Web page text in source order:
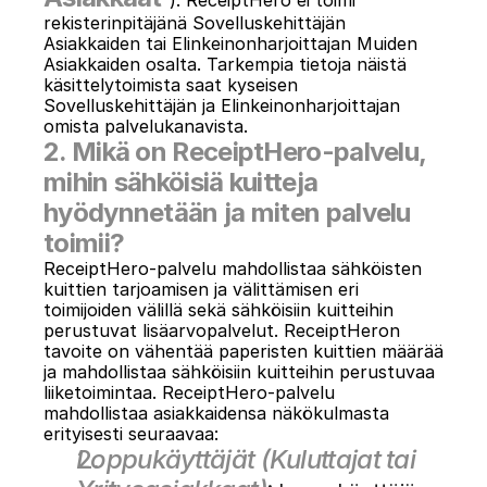
rekisterinpitäjänä Sovelluskehittäjän
Asiakkaiden tai Elinkeinonharjoittajan Muiden
Asiakkaiden osalta. Tarkempia tietoja näistä
käsittelytoimista saat kyseisen
Sovelluskehittäjän ja Elinkeinonharjoittajan
omista palvelukanavista.
2. Mikä on ReceiptHero-palvelu,
mihin sähköisiä kuitteja
hyödynnetään ja miten palvelu
toimii?
ReceiptHero-palvelu mahdollistaa sähköisten
kuittien tarjoamisen ja välittämisen eri
toimijoiden välillä sekä sähköisiin kuitteihin
perustuvat lisäarvopalvelut. ReceiptHeron
tavoite on vähentää paperisten kuittien määrää
ja mahdollistaa sähköisiin kuitteihin perustuvaa
liiketoimintaa. ReceiptHero-palvelu
mahdollistaa asiakkaidensa näkökulmasta
erityisesti seuraavaa:
Loppukäyttäjät (Kuluttajat tai